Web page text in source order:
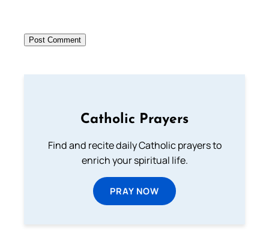
Catholic Prayers
Find and recite daily Catholic prayers to
enrich your spiritual life.
PRAY NOW